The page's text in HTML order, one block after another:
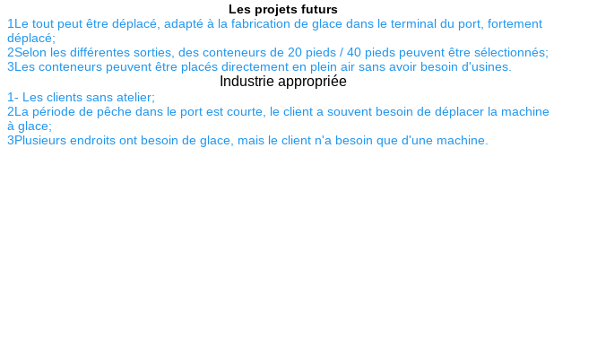
Les projets futurs
1Le tout peut être déplacé, adapté à la fabrication de glace dans le terminal du port, fortement
déplacé;
2Selon les différentes sorties, des conteneurs de 20 pieds / 40 pieds peuvent être sélectionnés;
3Les conteneurs peuvent être placés directement en plein air sans avoir besoin d'usines.
Industrie appropriée
1- Les clients sans atelier;
2La période de pêche dans le port est courte, le client a souvent besoin de déplacer la machine
à glace;
3Plusieurs endroits ont besoin de glace, mais le client n'a besoin que d'une machine.